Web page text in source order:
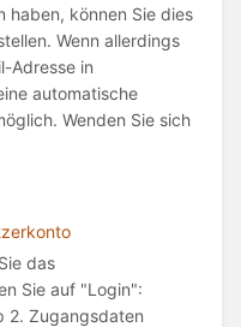
haben, können Sie dies
Wenn allerdings
Adresse in
automatische
Wenden Sie sich
das
Sie auf "Login":
2. Zugangsdaten